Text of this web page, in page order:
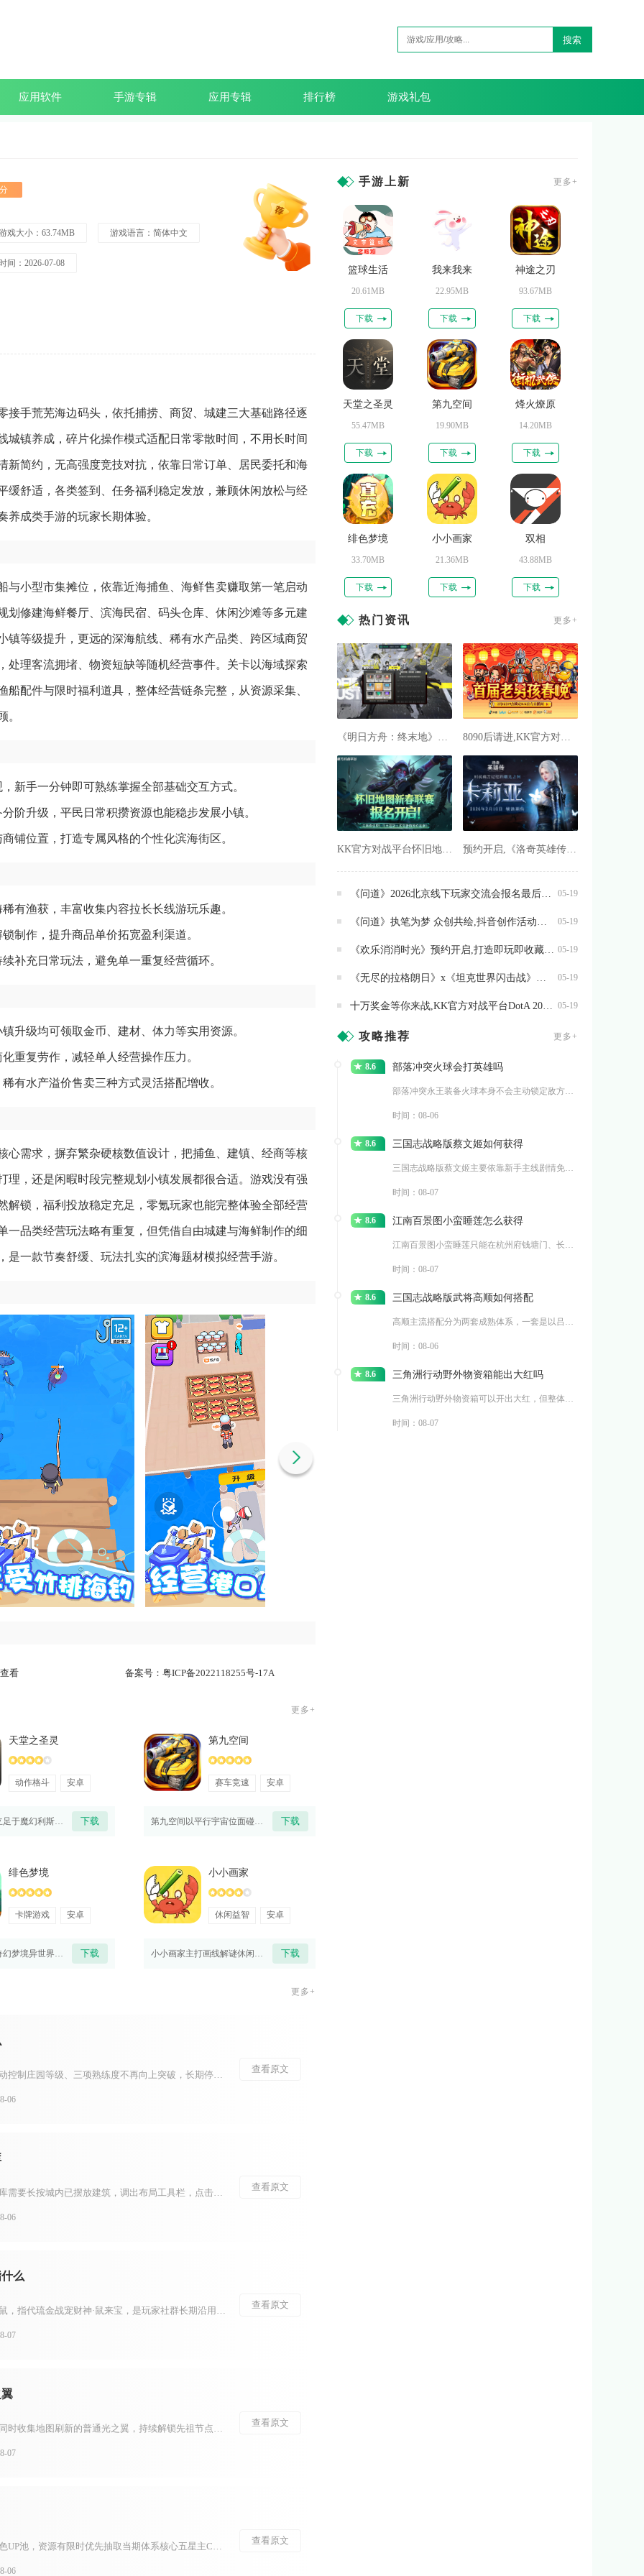
搜索
应用软件 手游专辑 应用专辑 排行榜 游戏礼包
戏大小：63.74MB 游戏语言：简体中文
间：2026-07-08
接手荒芜海边码头，依托捕捞、商贸、城建三大基础路径逐
镇养成，碎片化操作模式适配日常零散时间，不用长时间
新简约，无高强度竞技对抗，依靠日常订单、居民委托和海
缓舒适，各类签到、任务福利稳定发放，兼顾休闲放松与经
成类手游的玩家长期体验。
与小型市集摊位，依靠近海捕鱼、海鲜售卖赚取第一笔启动
修建海鲜餐厅、滨海民宿、码头仓库、休闲沙滩等多元建
等级提升，更远的深海航线、稀有水产品类、跨区域商贸
理客流拥堵、物资短缺等随机经营事件。关卡以海域探索
配件与限时福利道具，整体经营链条完整，从资源采集、
。
新手一分钟即可熟练掌握全部基础交互方式。
阶升级，平民日常积攒资源也能稳步发展小镇。
铺位置，打造专属风格的个性化滨海街区。
有渔获，丰富收集内容拉长长线游玩乐趣。
制作，提升商品单价拓宽盈利渠道。
补充日常玩法，避免单一重复经营循环。
升级均可领取金币、建材、体力等实用资源。
重复劳作，减轻单人经营操作压力。
有水产溢价售卖三种方式灵活搭配增收。
心需求，摒弃繁杂硬核数值设计，把捕鱼、建镇、经商等核
，还是闲暇时段完整规划小镇发展都很合适。游戏没有强
解锁，福利投放稳定充足，零氪玩家也能完整体验全部经营
品类经营玩法略有重复，但凭借自由城建与海鲜制作的细
一款节奏舒缓、玩法扎实的滨海题材模拟经营手游。
看 备案号： 粤ICP备2022118255号-17A
更多+
天堂之圣灵
动作格斗 安卓
天堂之圣灵立足于魔幻利斯塔尼亚大陆，玩家化身被光能眷顾的冒险者，在广袤地图中推进主线剧情、对抗魔 下载
第九空间
赛车竞速 安卓
第九空间以平行宇宙位面碰撞作为故事背景，九大空间位面互相连通出现裂隙，异界怪物不断涌入破坏秩序。 下载
绯色梦境
卡牌游戏 安卓
绯色梦境以奇幻梦境异世界作为舞台，玩家化身契约者，集结众多风格各异的英雄伙伴，抵御侵蚀大陆的魔物 下载
小小画家
休闲益智 安卓
小小画家主打画线解谜休闲玩法，玩家化身小画师，依靠指尖绘画补齐画面缺陷、解开各类趣味谜题。游戏采 下载
更多+
明日之后卡级号指幸存者主动控制庄园等级、三项熟练度不再向上突破，长期停留在指定等级区间培养战力的特殊账号。这类账号核心思路是避开不断升级带来的养成内卷，在固定等级分段持续完善装备、配件、图谱与进阶属性，依托游戏分段匹配机制，在同等级玩法中建立战力优势...
06
查看原文
江南百景图中，建筑存入仓库需要长按城内已摆放建筑，调出布局工具栏，点击存放图标收纳至营造界面的“已存”栏目，农林产出资源则会自动存入对应城市实体仓库，两类存储相互独立，不能混用。不少玩家容易混淆两种仓库的功能，导致收纳失败，想要顺利完成存放操作，首先...
06
查看原文
么
少年三国志圈子内提到的老鼠，指代琉金战宠财神·鼠来宝，是玩家社群长期沿用的简化俗称，很多交流场景会直接省略全名，只用老鼠代称这只战宠。不少新手看到社群讨论阵容搭配、宠物比拼时经常出现这个词，容易误以为是玩家玩法黑话或者其他武将，理清这个简称之后，就能...
07
查看原文
想要拥有更多光之翼，需要同时收集地图刷新的普通光之翼，持续解锁先祖节点获取永久光之翼，兼顾收集路线规划与光之翼防护，两种光翼叠加才能不断提升翅膀等级。光之翼分为普通光之翼与永久光之翼，普通光之翼就是地图各处的小金人，拾取后增加当前翅膀数量，但献祭重生...
07
查看原文
浮金波纹仅用于当期限定角色UP池，资源有限时优先抽取当期体系核心五星主C，复刻辅助角色仅在队伍存在明显短板时投入，四星角色无需消耗浮金波纹刻意抽取，依靠卡池附赠产出即可补齐。浮金波纹无法用于武器池、常驻角色池，抽卡计数独立不互通，分散投入会拉长成型周...
06
查看原文
手游上新 更多+
篮球生活
20.61MB
下载
我来我来
22.95MB
下载
神途之刃
93.67MB
下载
天堂之圣灵
55.47MB
下载
第九空间
19.90MB
下载
烽火燎原
14.20MB
下载
绯色梦境
33.70MB
下载
小小画家
21.36MB
下载
双相
43.88MB
下载
热门资讯 更多+
05-19
05-19
05-19
05-19
05-19
攻略推荐 更多+
8.6 部落冲突火球会打英雄吗
时间：08-06
8.6 三国志战略版蔡文姬如何获得
时间：08-07
8.6 江南百景图小蛮睡莲怎么获得
时间：08-07
8.6 三国志战略版武将高顺如何搭配
时间：08-06
8.6 三角洲行动野外物资箱能出大红吗
时间：08-07